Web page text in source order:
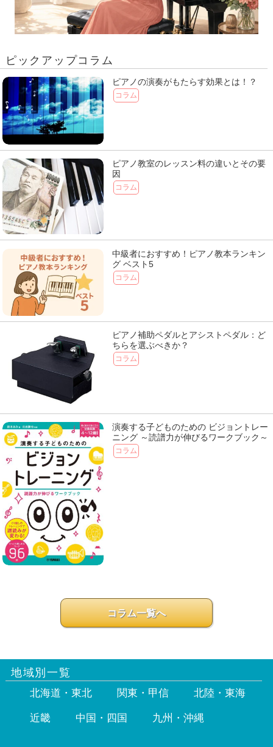
ピックアップコラム
ピアノの演奏がもたらす効果とは！？
コラム
ピアノ教室のレッスン料の違いとその要
因
コラム
中級者におすすめ！ピアノ教本ランキン
グ ベスト5
コラム
ピアノ補助ペダルとアシストペダル：ど
ちらを選ぶべきか？
コラム
演奏する子どものための ビジョントレー
ニング ～読譜力が伸びるワークブック～
コラム
コラム一覧へ
地域別一覧
北海道・東北 関東・甲信 北陸・東海
近畿 中国・四国 九州・沖縄